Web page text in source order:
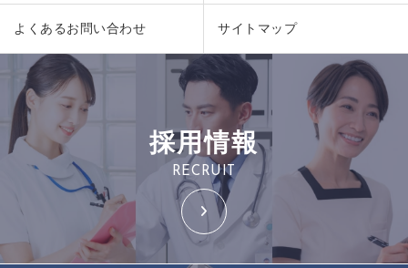
よくあるお問い合わせ サイトマップ
採用情報
RECRUIT